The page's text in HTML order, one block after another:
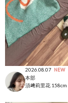
2026.08.07 NEW
本部
須﨑莉里花 158cm